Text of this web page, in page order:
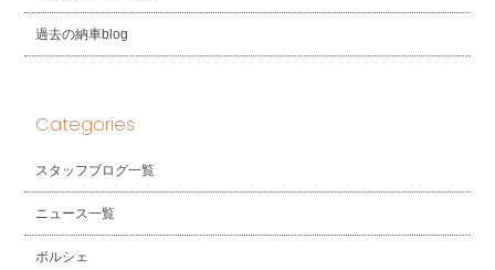
過去の納車blog
Categories
スタッフブログ一覧
ニュース一覧
ポルシェ